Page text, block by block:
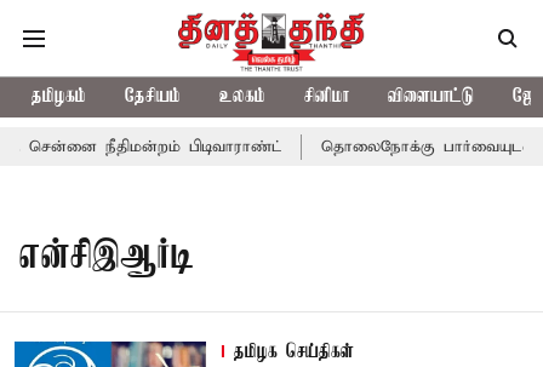
தமிழகம் தேசியம் உலகம் சினிமா விளையாட்டு
நீதிமன்றம் பிடிவாராண்ட் தொலைநோக்கு பார்வையுடன்
என்சிஇஆர்டி
தமிழக செய்திகள்